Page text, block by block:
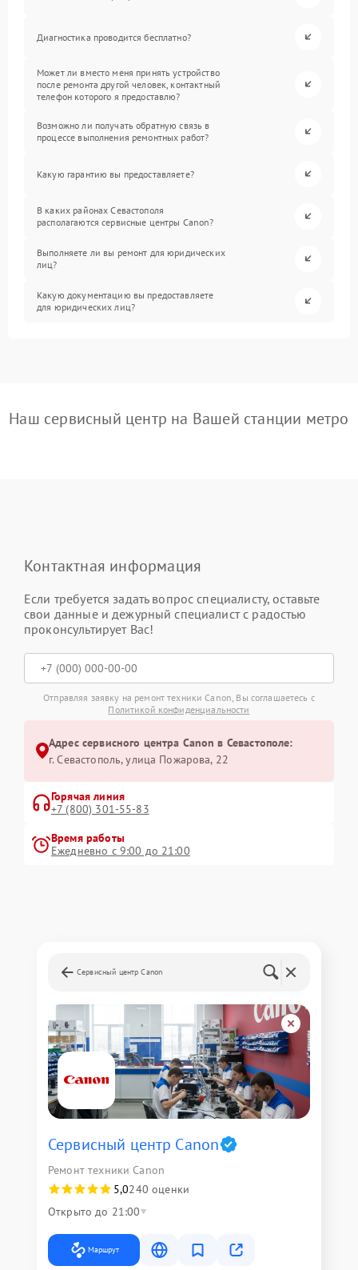
Диагностика проводится бесплатно?
Может ли вместо меня принять устройство
после ремонта другой человек, контактный
телефон которого я предоставлю?
Возможно ли получать обратную связь в
процессе выполнения ремонтных работ?
Какую гарантию вы предоставляете?
В каких районах Севастополя
располагаются сервисные центры Canon?
Выполняете ли вы ремонт для юридических
лиц?
Какую документацию вы предоставляете
для юридических лиц?
Наш сервисный центр на Вашей станции метро
Контактная информация
Если требуется задать вопрос специалисту, оставьте
свои данные и дежурный специалист с радостью
проконсультирует Вас!
Отправляя заявку на ремонт техники Canon, Вы соглашаетесь с
Политикой конфиденциальности
Адрес сервисного центра Canon в Севастополе:
г. Севастополь, улица Пожарова, 22
Горячая линия
+7 (800) 301-55-83
Время работы
Ежедневно с 9:00 до 21:00
Сервисный центр Canon
Сервисный центр Canon
Ремонт техники Canon
5,0240 оценки
Открыто до 21:00
Маршрут